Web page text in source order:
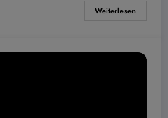
Weiterlesen